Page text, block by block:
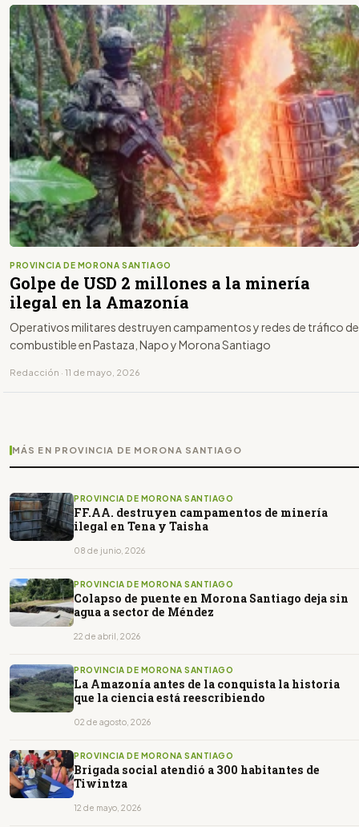
PROVINCIA DE MORONA SANTIAGO
Golpe de USD 2 millones a la minería
ilegal en la Amazonía
Operativos militares destruyen campamentos y redes de tráfico de
combustible en Pastaza, Napo y Morona Santiago
Redacción · 11 de mayo, 2026
MÁS EN PROVINCIA DE MORONA SANTIAGO
PROVINCIA DE MORONA SANTIAGO
FF.AA. destruyen campamentos de minería
ilegal en Tena y Taisha
08 de junio, 2026
PROVINCIA DE MORONA SANTIAGO
Colapso de puente en Morona Santiago deja sin
agua a sector de Méndez
22 de abril, 2026
PROVINCIA DE MORONA SANTIAGO
La Amazonía antes de la conquista la historia
que la ciencia está reescribiendo
02 de agosto, 2026
PROVINCIA DE MORONA SANTIAGO
Brigada social atendió a 300 habitantes de
Tiwintza
12 de mayo, 2026